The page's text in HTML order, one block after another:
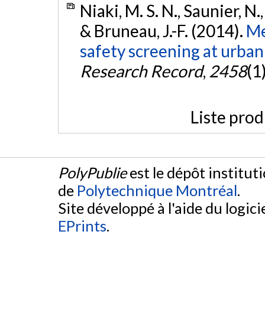
Niaki, M. S. N., Saunier,
& Bruneau, J.-F. (2014).
safety screening at
Research Record, 2458
Liste
PolyPublieest le dépôt
de Polytechnique Montréal.
Site développé à l'aide du
EPrints.